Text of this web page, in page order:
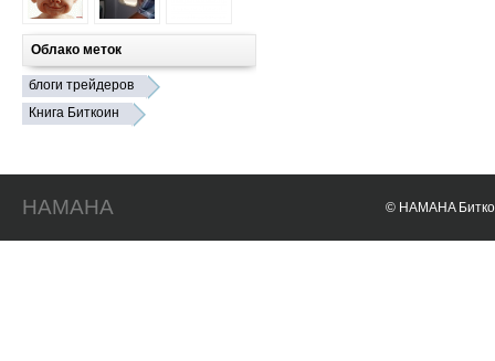
Облако меток
блоги трейдеров
Книга Биткоин
HAMAHA © HAMAHA